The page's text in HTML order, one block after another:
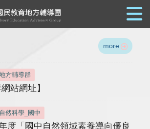
more
方輔導群
站網址】
自然科學_國中
度「國中自然領域素養導向優良